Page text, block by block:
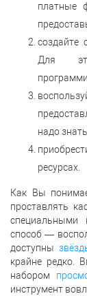
платные
создайте
Для
надо
ресурсах.
Как Вы
проставлять
специальными
способ —
доступны
крайне редко.
набором
инструмент